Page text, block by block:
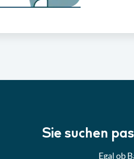
Sie suchen
Egal ob